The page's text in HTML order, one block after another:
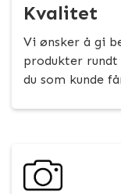
Kvalitet
Vi ønsker å gi
produkter
du som kunde